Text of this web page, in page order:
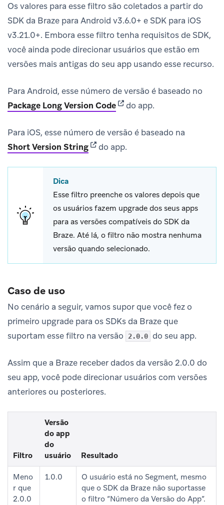
Os valores para esse filtro são coletados a partir do
SDK da Braze para Android v3.6.0+ e SDK para iOS
v3.21.0+. Embora esse filtro tenha requisitos de SDK,
você ainda pode direcionar usuários que estão em
versões mais antigas do seu app usando esse recurso.
Para Android, esse número de versão é baseado no
Package Long Version Code(opens in new tab)
do app.
Para iOS, esse número de versão é baseado na
Short Version String(opens in new tab)
do app.
Dica
Esse filtro preenche os valores depois que
os usuários fazem upgrade dos seus apps
para as versões compatíveis do SDK da
Braze. Até lá, o filtro não mostra nenhuma
versão quando selecionado.
Caso de uso
No cenário a seguir, vamos supor que você fez o
primeiro upgrade para os SDKs da Braze que
suportam esse filtro na versão
2.0.0 do seu app.
Assim que a Braze receber dados da versão 2.0.0 do
seu app, você pode direcionar usuários com versões
anteriores ou posteriores.
Filtro
Versão
do app
do
usuário
Resultado
Meno
r que
2.0.0
1.0.0
O usuário está no Segment, mesmo
que o SDK da Braze não suportasse
o filtro “Número da Versão do App”.